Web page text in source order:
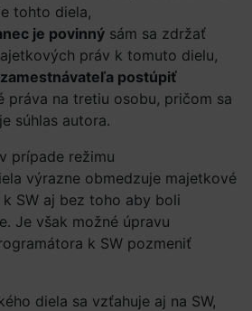
tohto diela,
je povinný sám sa zdržať
práv k tomuto dielu,
postúpiť
práva na tretiu osobu, pričom sa
súhlas autora.
prípade režimu
výrazne obmedzuje majetkové
SW aj bez toho aby boli
Je však možné úpravu
k SW pozmeniť
diela sa vzťahuje aj na SW,